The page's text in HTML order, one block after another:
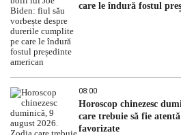
care le îndură fostul
08:00
Horoscop chinezesc
care trebuie să fie
favorizate